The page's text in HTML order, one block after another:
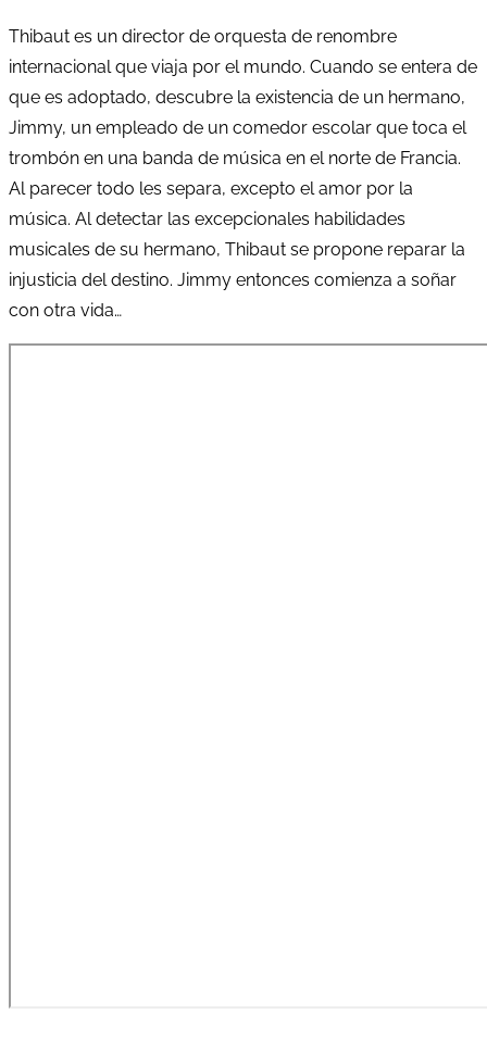
Thibaut es un director de orquesta de renombre
internacional que viaja por el mundo. Cuando se entera de
que es adoptado, descubre la existencia de un hermano,
Jimmy, un empleado de un comedor escolar que toca el
trombón en una banda de música en el norte de Francia.
Al parecer todo les separa, excepto el amor por la
música. Al detectar las excepcionales habilidades
musicales de su hermano, Thibaut se propone reparar la
injusticia del destino. Jimmy entonces comienza a soñar
con otra vida…